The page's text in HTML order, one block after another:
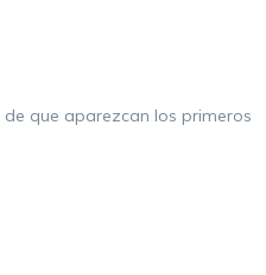
que aparezcan los primeros